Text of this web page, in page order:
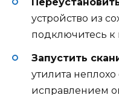
устройство из
подключитесь к
Запустить
утилита
исправлением